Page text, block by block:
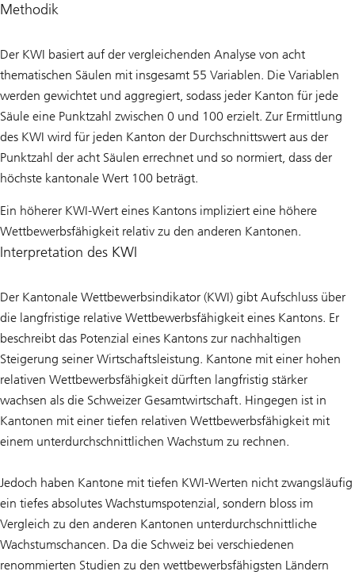
Methodik
Der KWI basiert auf der vergleichenden Analyse von acht
thematischen Säulen mit insgesamt 55 Variablen. Die Variablen
werden gewichtet und aggregiert, sodass jeder Kanton für jede
Säule eine Punktzahl zwischen 0 und 100 erzielt. Zur Ermittlung
des KWI wird für jeden Kanton der Durchschnittswert aus der
Punktzahl der acht Säulen errechnet und so normiert, dass der
höchste kantonale Wert 100 beträgt.
Ein höherer KWI-Wert eines Kantons impliziert eine höhere
Wettbewerbsfähigkeit relativ zu den anderen Kantonen.
Interpretation des KWI
Der Kantonale Wettbewerbsindikator (KWI) gibt Aufschluss über
die langfristige relative Wettbewerbsfähigkeit eines Kantons. Er
beschreibt das Potenzial eines Kantons zur nachhaltigen
Steigerung seiner Wirtschaftsleistung. Kantone mit einer hohen
relativen Wettbewerbsfähigkeit dürften langfristig stärker
wachsen als die Schweizer Gesamtwirtschaft. Hingegen ist in
Kantonen mit einer tiefen relativen Wettbewerbsfähigkeit mit
einem unterdurchschnittlichen Wachstum zu rechnen.
Jedoch haben Kantone mit tiefen KWI-Werten nicht zwangsläufig
ein tiefes absolutes Wachstumspotenzial, sondern bloss im
Vergleich zu den anderen Kantonen unterdurchschnittliche
Wachstumschancen. Da die Schweiz bei verschiedenen
renommierten Studien zu den wettbewerbsfähigsten Ländern